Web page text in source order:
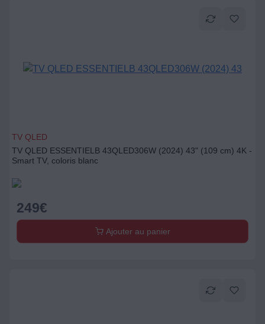
TV QLED
TV QLED ESSENTIELB 43QLED306W (2024) 43" (109 cm) 4K -
Smart TV, coloris blanc
249€
Ajouter au panier